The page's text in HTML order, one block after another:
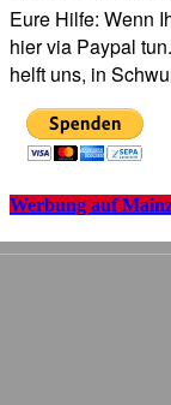
Eure Hilfe: Wenn
hier via Paypal
helft uns, in
Werbung auf